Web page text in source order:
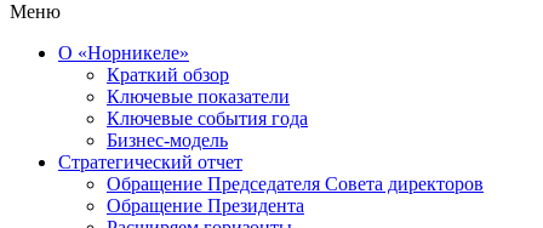
Меню
О «Норникеле»
Краткий обзор
Ключевые показатели
Ключевые события года
Бизнес-модель
Стратегический отчет
Обращение Председателя Совета директоров
Обращение Президента